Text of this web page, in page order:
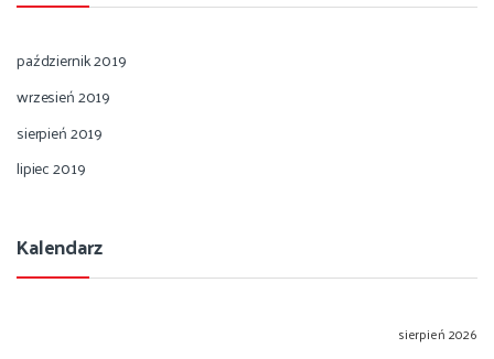
październik 2019
wrzesień 2019
sierpień 2019
lipiec 2019
Kalendarz
sierpień 2026